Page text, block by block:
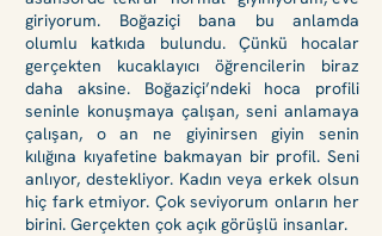
giriyorum. Boğaziçi bana bu anlamda
olumlu katkıda bulundu. Çünkü hocalar
gerçekten kucaklayıcı öğrencilerin biraz
daha aksine. Boğaziçi’ndeki hoca profili
seninle konuşmaya çalışan, seni anlamaya
çalışan, o an ne giyinirsen giyin senin
kılığına kıyafetine bakmayan bir profil. Seni
anlıyor, destekliyor. Kadın veya erkek olsun
hiç fark etmiyor. Çok seviyorum onların her
birini. Gerçekten çok açık görüşlü insanlar.